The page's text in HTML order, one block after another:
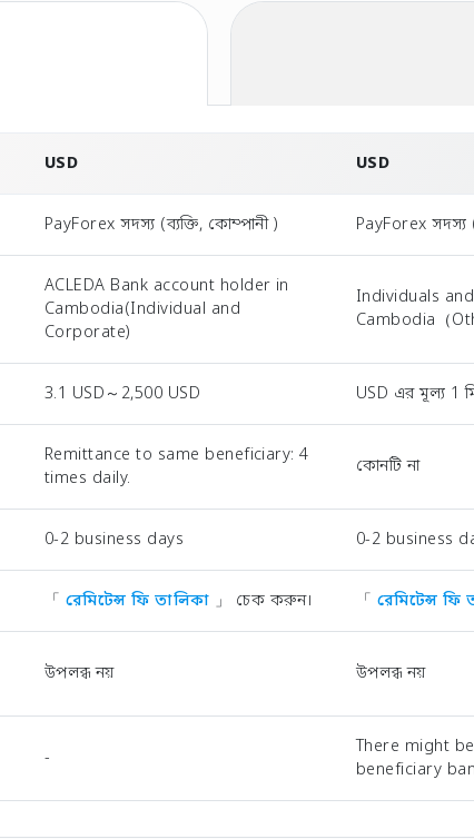
USD USD
PayForex সদস্য (ব্যক্তি, কোম্পানী ) PayForex সদস্য
ACLEDA Bank account holder in
Cambodia(Individual and
Corporate)
Individuals
Cambodia（
3.1 USD～2,500 USD USD এর মূল্য 1
Remittance to same beneficiary: 4
times daily.
কোনটি না
0-2 business days 0-2 business
「 রেমিটেন্স ফি তালিকা 」 চেক করুন। 「 রেমিটেন্স ফি
উপলব্ধ নয় উপলব্ধ নয়
-
There might
beneficiary